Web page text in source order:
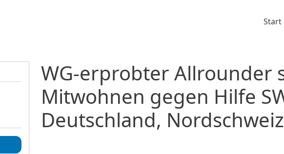
Start
WG-erprobter Allrounder
Mitwohnen gegen Hilfe
Deutschland, Nordschweiz